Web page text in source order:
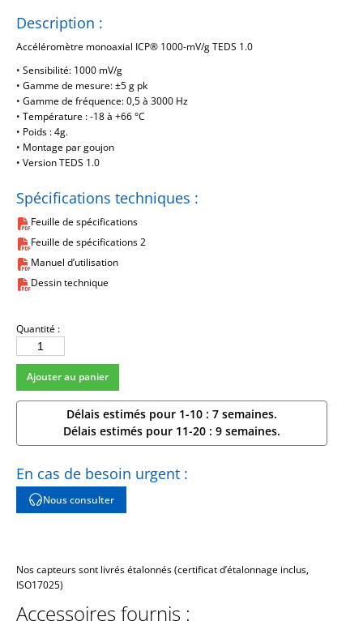
Spécifications techniques :
Feuille de spécifications
Feuille de spécifications 2
Manuel d’utilisation
Dessin technique
Description :
Accéléromètre monoaxial ICP® 1000-mV/g TEDS 1.0
• Sensibilité: 1000 mV/g
• Gamme de mesure: ±5 g pk
• Gamme de fréquence: 0,5 à 3000 Hz
• Température : -18 à +66 °C
• Poids : 4g.
• Montage par goujon
• Version TEDS 1.0
Quantité :
quantité
de
TLD333B50
Ajouter au panier
Délais estimés pour 1-10 : 7 semaines.
Délais estimés pour 11-20 : 9 semaines.
En cas de besoin urgent :
Nous consulter
Nos capteurs sont livrés étalonnés (certificat d’étalonnage inclus,
ISO17025)
Accessoires fournis :